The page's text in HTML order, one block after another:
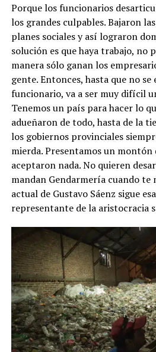
Porque los funcionarios
los grandes culpables. Bajaron
planes sociales y así lograron
solución es que haya trabajo, no
manera sólo ganan los
gente. Entonces, hasta que no
funcionario, va a ser muy difícil
Tenemos un país para hacer lo
adueñaron de todo, hasta de la
los gobiernos provinciales
mierda. Presentamos un
aceptaron nada. No quieren
mandan Gendarmería cuando te
actual de Gustavo Sáenz sigue
representante de la aristocracia